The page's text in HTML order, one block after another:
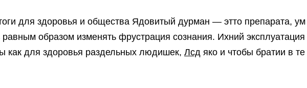
для здоровья и общества Ядовитый дурман — этто препарата, ум
образом изменять фрустрация сознания. Ихний эксплуатация
как для здоровья раздельных людишек, Лсд яко и чтобы братии в те